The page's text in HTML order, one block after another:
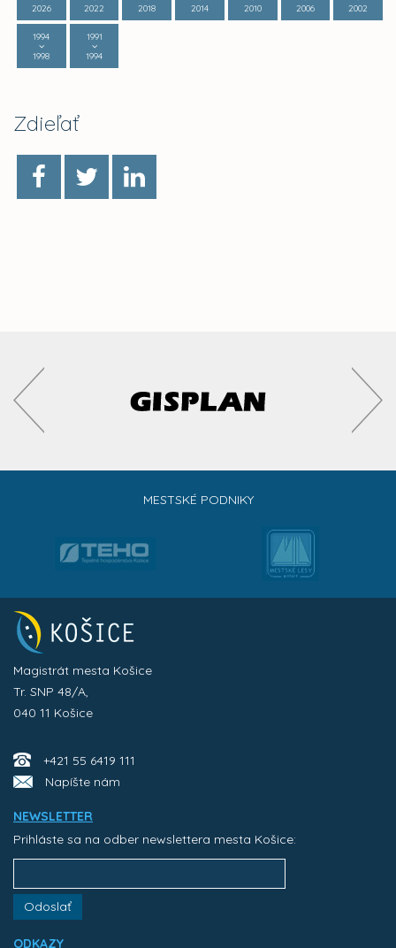
2026
2022
2018
2014
2010
2006
2002
1994
1998
1991
1994
Zdieľať
MESTSKÉ PODNIKY
Magistrát mesta Košice
Tr. SNP 48/A,
040 11 Košice
+421 55 6419 111
Napíšte nám
NEWSLETTER
Prihláste sa na odber newslettera mesta Košice:
Odoslať
ODKAZY